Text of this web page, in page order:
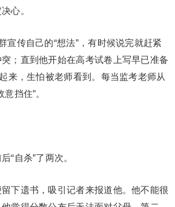
心。
宣传自己的“想法”，有时候说完就赶紧
；直到他开始在高考试卷上写早已准备
来，生怕被老师看到。每当监考老师从
挡住”。
“自杀”了两次。
下遗书，吸引记者来报道他。他不能很